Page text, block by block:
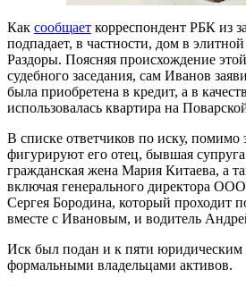
Как сообщает корреспондент РБК из
подпадает, в частности, дом в
Раздоры. Поясняя происхождение
судебного заседания, сам Иванов
была приобретена в кредит, а в
использовалась квартира на
В списке ответчиков по иску, помимо
фигурируют его отец, бывшая
гражданская жена Мария Китаева, а
включая генерального директора
Сергея Бородина, который проходит
вместе с Ивановым, и водитель
Иск был подан и к пяти
формальными владельцами активов.